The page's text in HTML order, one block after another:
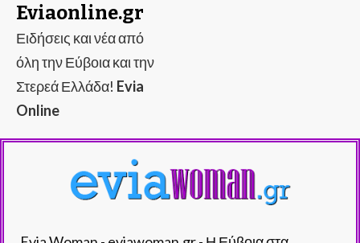
Eviaonline.gr
Ειδήσεις και νέα από
όλη την Εύβοια και την
Στερεά Ελλάδα! Evia
Online